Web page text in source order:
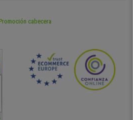
Muy buena atención de
cara al asesoramiento
Si estoy contento